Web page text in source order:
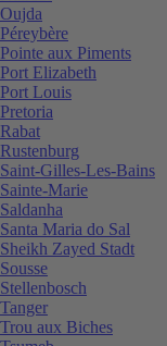
Oujda
Péreybère
Pointe aux Piments
Port Elizabeth
Port Louis
Pretoria
Rabat
Rustenburg
Saint-Gilles-Les-Bains
Sainte-Marie
Saldanha
Santa Maria do Sal
Sheikh Zayed Stadt
Sousse
Stellenbosch
Tanger
Trou aux Biches